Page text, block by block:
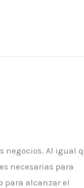
negocios. Al igual
necesarias para
para alcanzar el